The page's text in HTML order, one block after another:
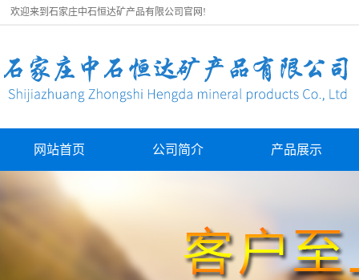
欢迎来到石家庄中石恒达矿产品有限公司官网!
网站首页 公司简介 产品展示